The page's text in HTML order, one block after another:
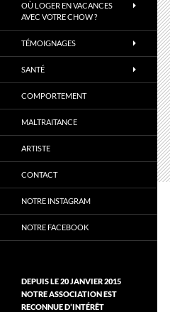
OÙ LOGER EN VACANCES
AVEC VOTRE CHOW ?
TÉMOIGNAGES
SANTÉ
COMPORTEMENT
MALTRAITANCE
ARTISTE
CONTACT
NOTRE INSTAGRAM
NOTRE FACEBOOK
DEPUIS LE 20 JANVIER 2015
NOTRE ASSOCIATION EST
RECONNUE D’INTÉRÊT